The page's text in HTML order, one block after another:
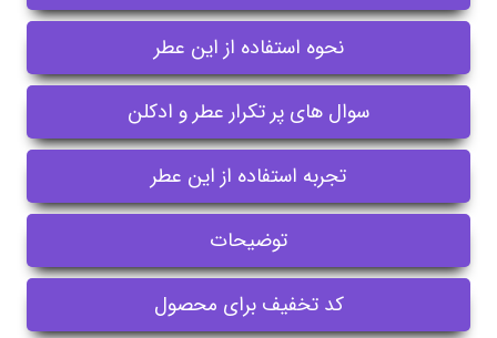
نحوه استفاده از این عطر
سوال های پر تکرار عطر و ادکلن
تجربه استفاده از این عطر
توضیحات
کد تخفیف برای محصول